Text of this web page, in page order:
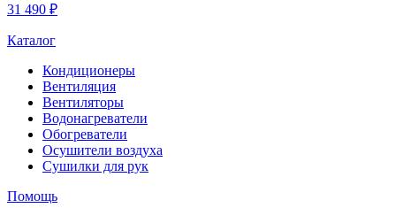
31 490 ₽
Каталог
Кондиционеры
Вентиляция
Вентиляторы
Водонагреватели
Обогреватели
Осушители воздуха
Сушилки для рук
Помощь